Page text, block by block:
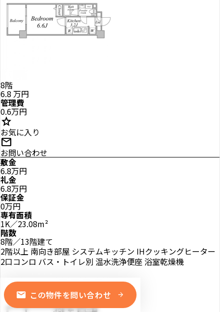
8階
6.8 万円
管理費
0.6万円
star
お気に入り
mail
お問い合わせ
敷金
6.8万円
礼金
6.8万円
保証金
0万円
専有面積
1K／23.08m²
階数
8階／13階建て
2階以上 南向き部屋 システムキッチン IHクッキングヒーター
2口コンロ バス・トイレ別 温水洗浄便座 浴室乾燥機
mail この物件を問い合わせ arrow_forward